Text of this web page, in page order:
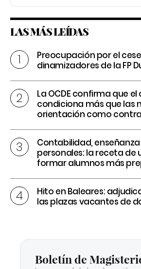
LAS MÁS LEÍDAS
Preocupación por el
dinamizadores de la FP
La OCDE confirma que
condiciona más que las
orientación como
Contabilidad,
personales: la receta de
formar alumnos más
Hito en Baleares:
las plazas vacantes de
Boletín de